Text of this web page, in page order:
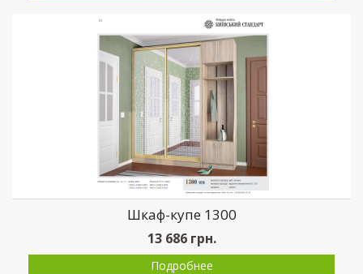
Шкаф-купе 1300
13 686грн.
Подробнее